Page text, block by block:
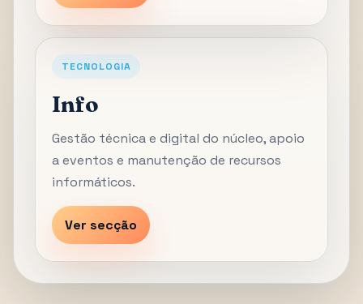
TECNOLOGIA
Info
Gestão técnica e digital do núcleo, apoio
a eventos e manutenção de recursos
informáticos.
Ver secção